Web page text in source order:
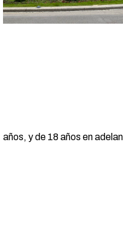
años, y de 18 años en